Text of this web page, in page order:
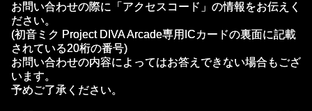
お問い合わせの際に「アクセスコード」の情報をお伝えく
ださい。
(初音ミク Project DIVA Arcade専用ICカードの裏面に記載
されている20桁の番号)
お問い合わせの内容によってはお答えできない場合もござ
います。
予めご了承ください。